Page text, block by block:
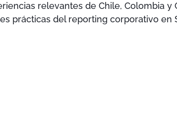
relevantes de Chile, Colombia y
prácticas del reporting corporativo en